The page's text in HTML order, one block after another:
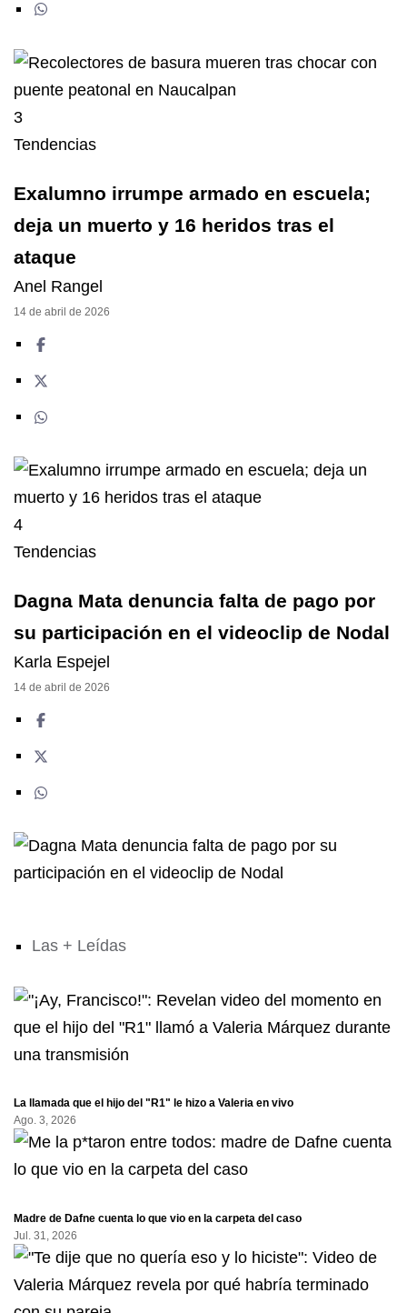
3
Tendencias
Exalumno irrumpe armado en escuela;
deja un muerto y 16 heridos tras el
ataque
Anel Rangel
14 de abril de 2026
4
Tendencias
Dagna Mata denuncia falta de pago por
su participación en el videoclip de Nodal
Karla Espejel
14 de abril de 2026
Las + Leídas
La llamada que el hijo del "R1" le hizo a Valeria en vivo
Ago. 3, 2026
Madre de Dafne cuenta lo que vio en la carpeta del caso
Jul. 31, 2026